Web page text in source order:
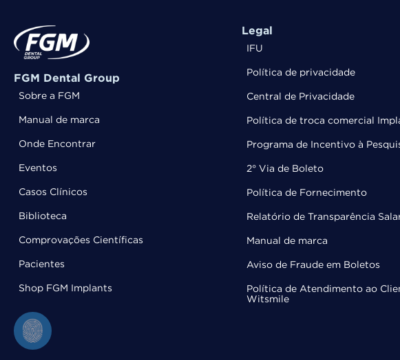
FGM Dental Group
Sobre a FGM
Manual de marca
Onde Encontrar
Eventos
Casos Clínicos
Biblioteca
Comprovações Científicas
Pacientes
Shop FGM Implants
Legal
IFU
Política de privacidade
Central de Privacidade
Política de troca comercial
Programa de Incentivo à
2° Via de Boleto
Política de Fornecimento
Relatório de Transparência
Manual de marca
Aviso de Fraude em Boletos
Política de Atendimento ao
Witsmile